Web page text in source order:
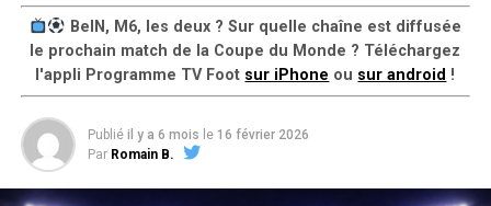
BeIN, M6, les deux ? Sur quelle chaîne est diffusée
le prochain match de la Coupe du Monde ? Téléchargez
l'appli Programme TV Foot sur iPhone ou sur android !
Publié il y a 6 mois le 16 février 2026
Par Romain B.